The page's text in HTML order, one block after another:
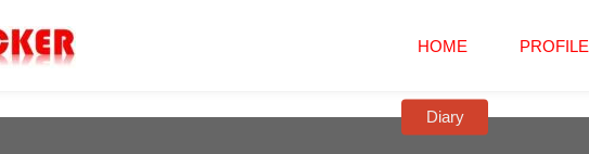
テ
HOME PROFILE
Diary